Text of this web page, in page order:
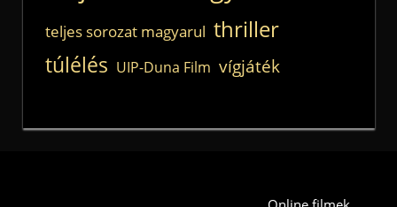
teljes sorozat magyarul thriller
túlélés UIP-Duna Film vígjáték